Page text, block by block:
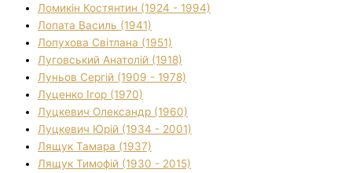
Ломикін Костянтин (1924 - 1994)
Лопата Василь (1941)
Лопухова Світлана (1951)
Луговський Анатолій (1918)
Луньов Сергій (1909 - 1978)
Луценко Ігор (1970)
Луцкевич Олександр (1960)
Луцкевич Юрій (1934 - 2001)
Лящук Тамара (1937)
Лящук Тимофій (1930 - 2015)